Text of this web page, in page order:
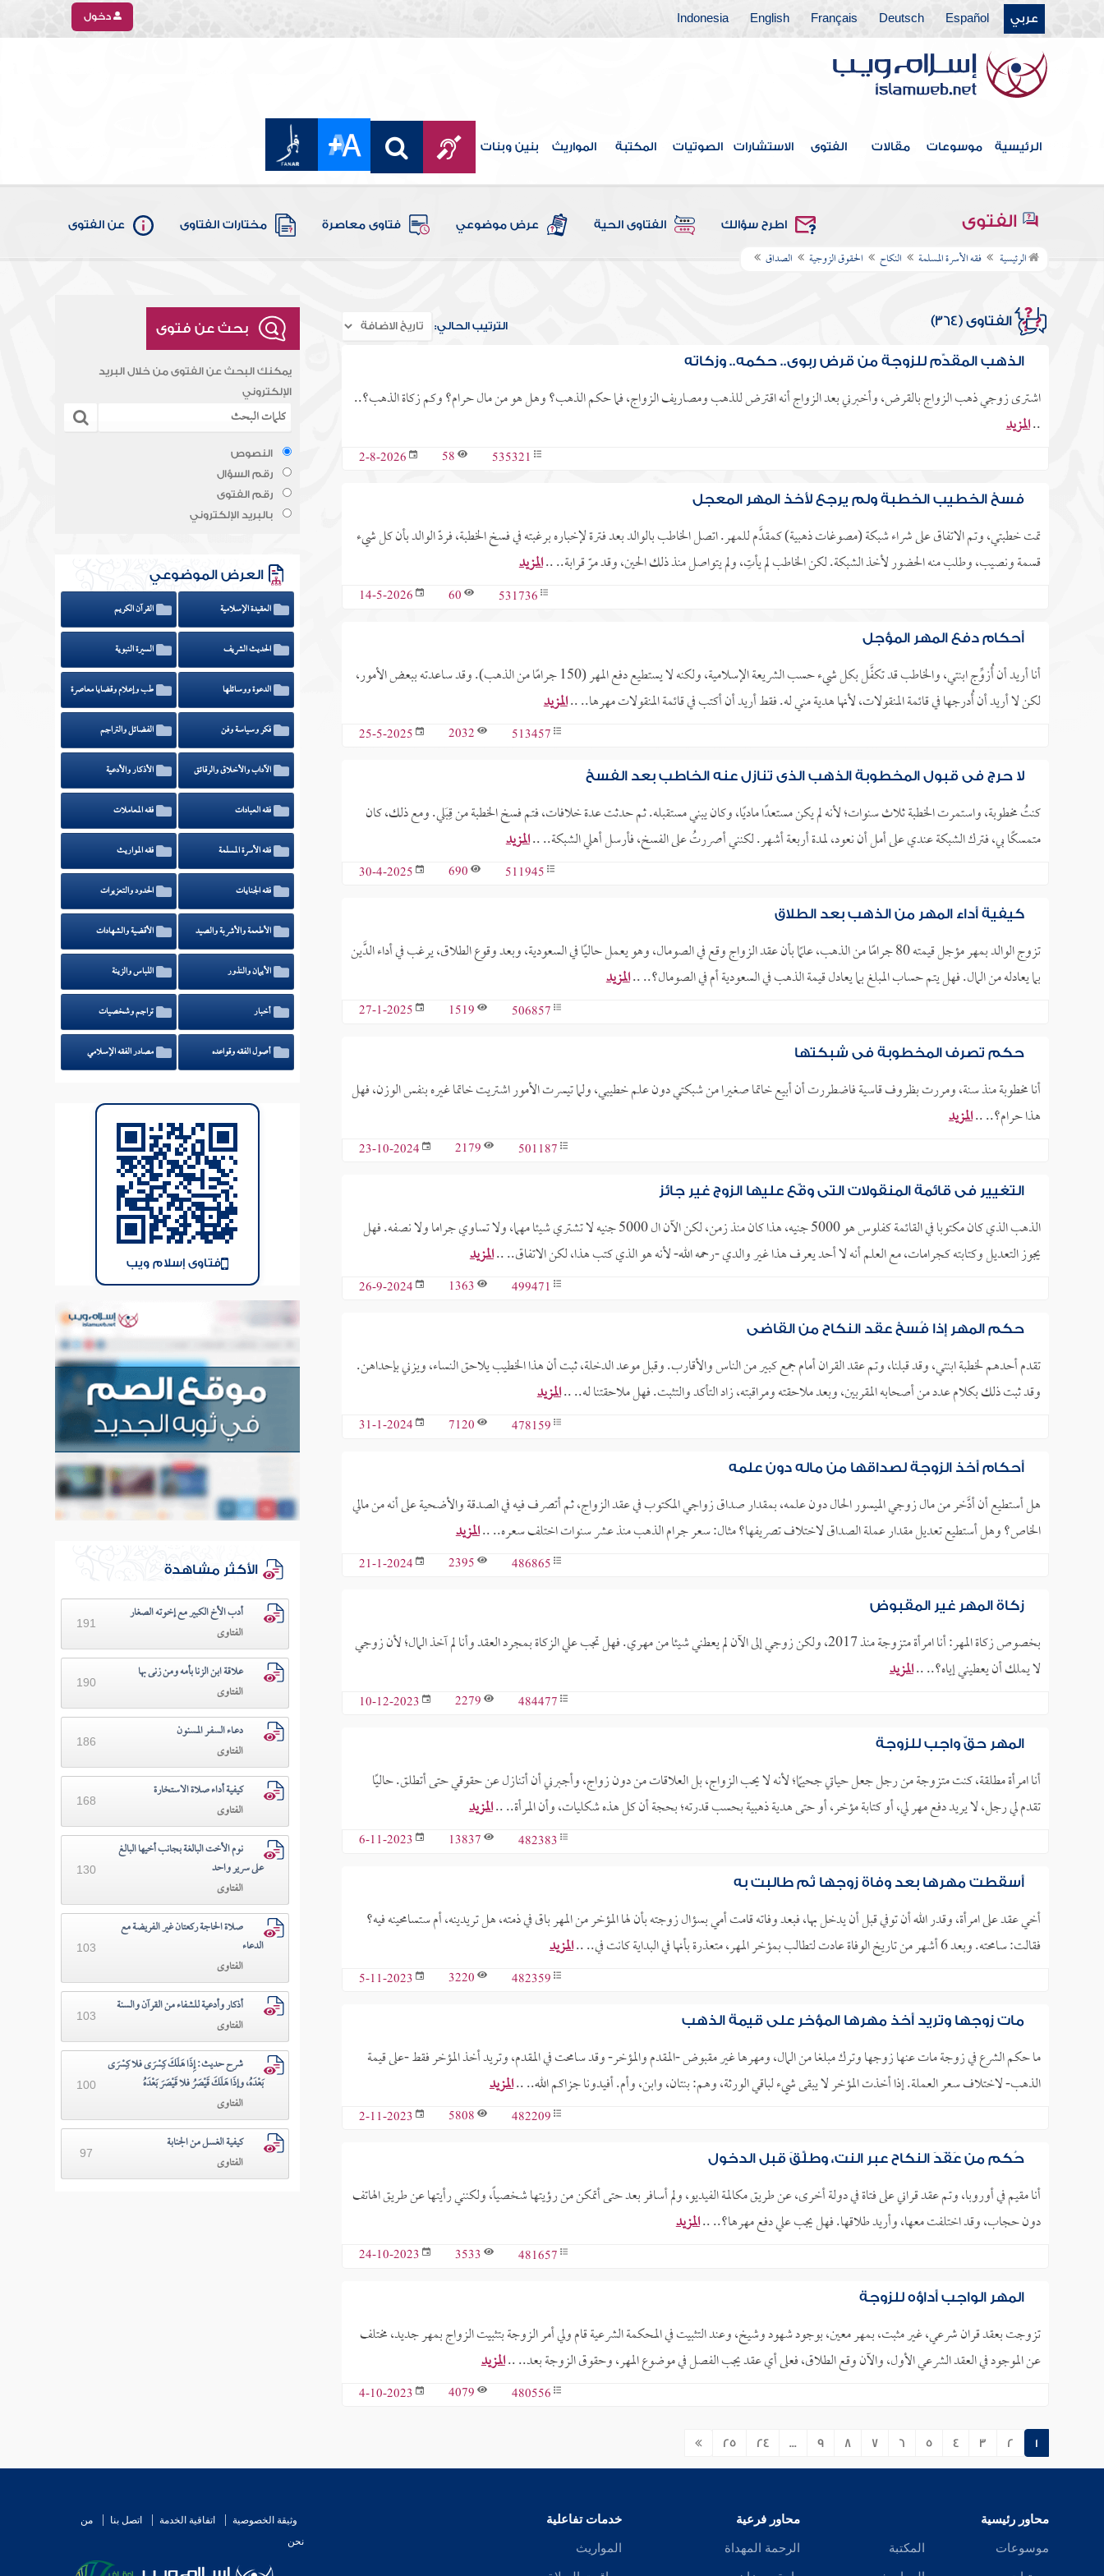
عربي Español
Deutsch
Français
English
Indonesia دخول
الرئيسية موسوعات مقالات الفتوى الاستشارات الصوتيات المكتبة المواريث بنين وبنات
الفتوى اطرح سؤالك الفتاوى الحية عرض موضوعي فتاوى معاصرة مختارات الفتاوى عن الفتوى
الرئيسية فقه الأسرة المسلمة النكاح الحقوق الزوجية الصداق
الفتاوى (364) الترتيب الحالي:
الذهب المقدَّم للزوجة من قرض ربوي.. حكمه.. وزكاته
اشترى زوجي ذهب الزواج بالقرض، وأخبرني بعد الزواج أنه اقترض للذهب ومصاريف الزواج، فما حكم الذهب؟ وهل هو من مال حرام؟ وكم زكاة الذهب؟..
..المزيد
535321
58
2-8-2026
فسخ الخطيب الخطبة ولم يرجع لأخذ المهر المعجل
تمت خطبتي، وتم الاتفاق على شراء شبكة (مصوغات ذهبية) كمقدَّم للمهر. اتصل الخاطب بالوالد بعد فترة لإخباره برغبته في فسخ الخطبة، فردّ الوالد بأن كل شيء
قسمة ونصيب، وطلب منه الحضور لأخذ الشبكة. لكن الخاطب لم يأتِ، ولم يتواصل منذ ذلك الحين، وقد مرّ قرابة.. ..المزيد
531736
60
14-5-2026
أحكام دفع المهر المؤجل
أنا أريد أن أُزوِّج ابنتي، والخاطب قد تكفَّل بكل شيء حسب الشريعة الإسلامية، ولكنه لا يستطيع دفع المهر (150 جرامًا من الذهب). وقد ساعدته ببعض الأمور،
لكن لا أريد أن أُدرجها في قائمة المنقولات، لأنها هدية مني له. فقط أريد أن أكتب في قائمة المنقولات مهرها.. ..المزيد
513457
2032
25-5-2025
لا حرج في قبول المخطوبة الذهب الذي تنازل عنه الخاطب بعد الفسخ
كنتُ مخطوبة، واستمرت الخطبة ثلاث سنوات؛ لأنه لم يكن مستعدًا ماديًا، وكان يبني مستقبله. ثم حدثت عدة خلافات، فتم فسخ الخطبة من قِبَلي. ومع ذلك، كان
متمسكًا بي، فترك الشبكة عندي على أمل أن نعود، لمدة أربعة أشهر. لكنني أصررتُ على الفسخ، فأرسل أهلي الشبكة.. ..المزيد
511945
690
30-4-2025
كيفية أداء المهر من الذهب بعد الطلاق
تزوج الوالد بمهر مؤجل قيمته 80 جرامًا من الذهب، علمًا بأن عقد الزواج وقع في الصومال، وهو يعمل حاليًا في السعودية، وبعد وقوع الطلاق، يرغب في أداء الدَّين
بما يعادله من المال. فهل يتم حساب المبلغ بما يعادل قيمة الذهب في السعودية أم في الصومال؟.. ..المزيد
506857
1519
27-1-2025
حكم تصرف المخطوبة في شبكتها
أنا مخطوبة منذ سنة، ومررت بظروف قاسية فاضطررت أن أبيع خاتما صغيرا من شبكتي دون علم خطيبي، ولما تيسرت الأمور اشتريت خاتما غيره بنفس الوزن، فهل
هذا حرام؟.. ..المزيد
501187
2179
23-10-2024
التغيير في قائمة المنقولات التي وقّع عليها الزوج غير جائز
الذهب الذي كان مكتوبا في القائمة كفلوس هو 5000 جنيه، هذا كان منذ زمن، لكن الآن ال 5000 جنيه لا تشتري شيئا مهما، ولا تساوي جراما ولا نصفه. فهل
يجوز التعديل وكتابته كجرامات، مع العلم أنه لا أحد يعرف هذا غير والدي -رحمه الله- لأنه هو الذي كتب هذا، لكن الاتفاق.. ..المزيد
499471
1363
26-9-2024
حكم المهر إذا فُسِخ عقد النكاح من القاضي
تقدم أحدهم لخطبة ابنتي، وقد قبلنا، وتم عقد القران أمام جمع كبير من الناس والأقارب. وقبل موعد الدخلة، ثبت أن هذا الخطيب يلاحق النساء، ويزني بإحداهن.
وقد ثبت ذلك بكلام عدد من أصحابه المقربين، وبعد ملاحقته ومراقبته، زاد التأكد والتثبت. فهل ملاحقتنا له.. ..المزيد
478159
7120
31-1-2024
أحكام أخذ الزوجة لصداقها من ماله دون علمه
هل أستطيع أن أدَّخر من مال زوجي الميسور الحال دون علمه، بمقدار صداق زواجي المكتوب في عقد الزواج، ثم أتصرف فيه في الصدقة والأضحية على أنه من مالي
الخاص؟ وهل أستطيع تعديل مقدار عملة الصداق لاختلاف تصريفها؟ مثال: سعر جرام الذهب منذ عشر سنوات اختلف سعره.. ..المزيد
486865
2395
21-1-2024
زكاة المهر غير المقبوض
بخصوص زكاة المهر: أنا امرأة متزوجة منذ 2017، ولكن زوجي إلى الآن لم يعطني شيئا من مهري. فهل تجب علي الزكاة بمجرد العقد وأنا لم آخذ المال؛ لأن زوجي
لا يملك أن يعطيني إياه؟.. ..المزيد
484477
2279
10-12-2023
المهر حقّ واجب للزوجة
أنا امرأة مطلقة، كنت متزوجة من رجل جعل حياتي جحيمًا؛ لأنه لا يحب الزواج، بل العلاقات من دون زواج، وأجبرني أن أتنازل عن حقوقي حتى أتطلق. حاليًا
تقدم لي رجل، لا يريد دفع مهر لي، أو كتابة مؤخر، أو حتى هدية ذهبية بحسب قدرته؛ بحجة أن كل هذه شكليات، وأن المرأة.. ..المزيد
482383
13837
6-11-2023
أسقطت مهرها بعد وفاة زوجها ثم طالبت به
أخي عقد على امرأة، وقدر الله أن توفي قبل أن يدخل بها، فبعد وفاته قامت أمي بسؤال زوجته بأن لها المؤخر من المهر باق في ذمته، هل تريدينه، أم ستسامحينه فيه؟
فقالت: سامحته. وبعد 6 أشهر من تاريخ الوفاة عادت لتطالب بمؤخر المهر، متعذرة بأنها في البداية كانت في.. ..
المزيد
482359
3220
5-11-2023
مات زوجها وتريد أخذ مهرها المؤخر على قيمة الذهب
ما حكم الشرع في زوجة مات عنها زوجها وترك مبلغا من المال، ومهرها غير مقبوض -المقدم والمؤخر- وقد سامحت في المقدم، وتريد أخذ المؤخر فقط -على قيمة
الذهب- لاختلاف سعر العملة. إذا أخذت المؤخر لا يبقى شيء لباقي الورثة، وهم: بنتان، وابن، وأم. أفيدونا جزاكم الله.. ..المزيد
482209
5808
2-11-2023
حُكم من عَقَدَ النكاح عبر النت، وطلَّقَ قبل الدخول
أنا مقيم في أوروبا، وتم عقد قراني على فتاة في دولة أخرى، عن طريق مكالمة الفيديو، ولم أسافر بعد حتى أتمكن من رؤيتها شخصياً، ولكنني رأيتها عن طريق الهاتف
دون حجاب، وقد اختلفت معها، وأريد طلاقها. فهل يجب علي دفع مهرها؟.. ..المزيد
481657
3533
24-10-2023
المهر الواجب أداؤه للزوجة
تزوجت بعقد قران شرعي، غير مثبت، بمهر معين، بوجود شهود وشيخ، وعند التثبيت في المحكمة الشرعية قام ولي أمر الزوجة بتثبيت الزواج بمهر جديد، مختلف
عن الموجود في العقد الشرعي الأول، والآن وقع الطلاق، فعلى أي عقد يجب الفصل في موضوع المهر، وحقوق الزوجة بعد.. ..المزيد
480556
4079
4-10-2023
1
2
3
4
5
6
7
8
9
...
24
25
بحث عن فتوى
يمكنك البحث عن الفتوى من خلال البريد
الإلكتروني
النصوص
رقم السؤال
رقم الفتوى
بالبريد الإلكتروني
العرض الموضوعي
العقيدة الإسلامية القرآن الكريم
الحديث الشريف السيرة النبوية
الدعوة ووسائلها طب وإعلام وقضايا معاصرة
فكر وسياسة وفن الفضائل والتراجم
الآداب والأخلاق والرقائق الأذكار والأدعية
فقه العبادات فقه المعاملات
فقه الأسرة المسلمة فقه المواريث
فقه الجنايات الحدود والتعزيرات
الأطعمة والأشربة والصيد الأقضية والشهادات
الأيمان والنذور اللباس والزينة
أخبار تراجم وشخصيات
أصول الفقه وقواعده مصادر الفقه الإسلامي
فتاوى إسلام ويب
الأكثر مشاهدة
أدب الأخ الكبير مع إخوته الصغار
الفتاوى
191
علاقة ابن الزنا بأمه ومن زنى بها
الفتاوى
190
دعـاء السفـر المسنون
الفتاوى
186
كيفية أداء صلاة الاستخارة
الفتاوى
168
نوم الأخت البالغة بجانب أخيها البالغ
على سرير واحد
الفتاوى
130
صلاة الحاجة ركعتان غير الفريضة مع
الدعاء
الفتاوى
103
أذكار وأدعية للشفاء من القرآن والسنة
الفتاوى
103
شرح حديث: إِذَا هَلَكَ كِسْرَى فلا كِسْرَى
بَعْدَهُ، وإذَا هَلَكَ قَيْصَرُ فلا قَيْصَرَ بَعْدَهُ
الفتاوى
100
كيفية الغسل من الجنابة
الفتاوى
97
محاور رئيسية
موسوعات المكتبة
محاور فرعية
الرحمة المهداة
خدمات تفاعلية
المواريث
وثيقة الخصوصية اتفاقية الخدمة اتصل بنا
من
نحن